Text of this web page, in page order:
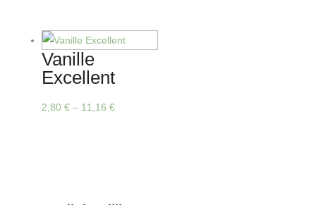
gewählt
weist
mehrere
Vanille
Excellent
2,80 €– 11,16 €